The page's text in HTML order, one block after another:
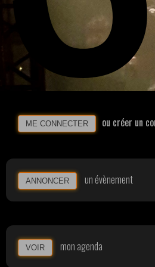
ME CONNECTER ou créer un
ANNONCER un évènement
VOIR mon agenda